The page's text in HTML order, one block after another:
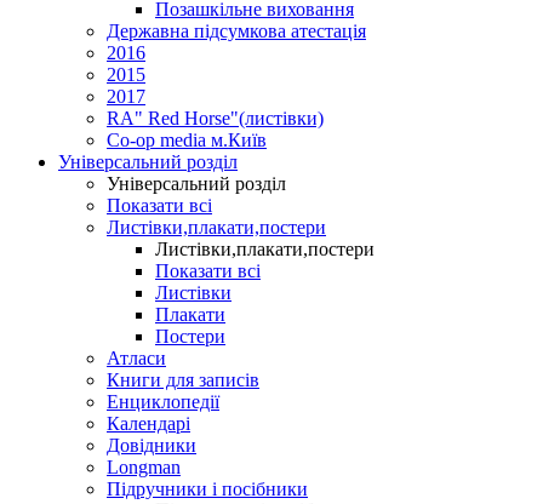
Позашкільне виховання
Державна підсумкова атестація
2016
2015
2017
RA" Red Horse"(листівки)
Co-op media м.Київ
Універсальний розділ
Універсальний розділ
Показати всі
Листівки,плакати,постери
Листівки,плакати,постери
Показати всі
Листівки
Плакати
Постери
Атласи
Книги для записів
Енциклопедії
Календарі
Довідники
Longman
Підручники і посібники